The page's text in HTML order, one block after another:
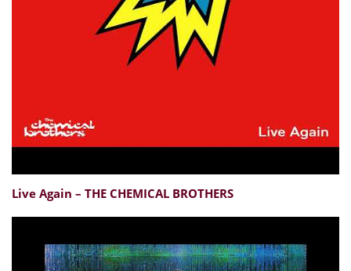
Live Again – THE CHEMICAL BROTHERS